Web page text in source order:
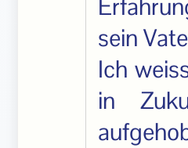
sein
Ich
in